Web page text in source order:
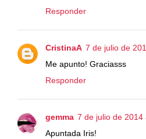
Responder
CristinaA 7 de julio de
Me apunto! Graciasss
Responder
gemma 7 de julio de 2014
Apuntada Iris!